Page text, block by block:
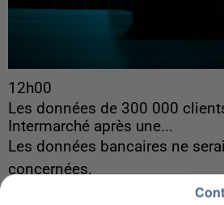
12h00
Les données de 300 000
Intermarché après une...
Les données bancaires ne
concernées.